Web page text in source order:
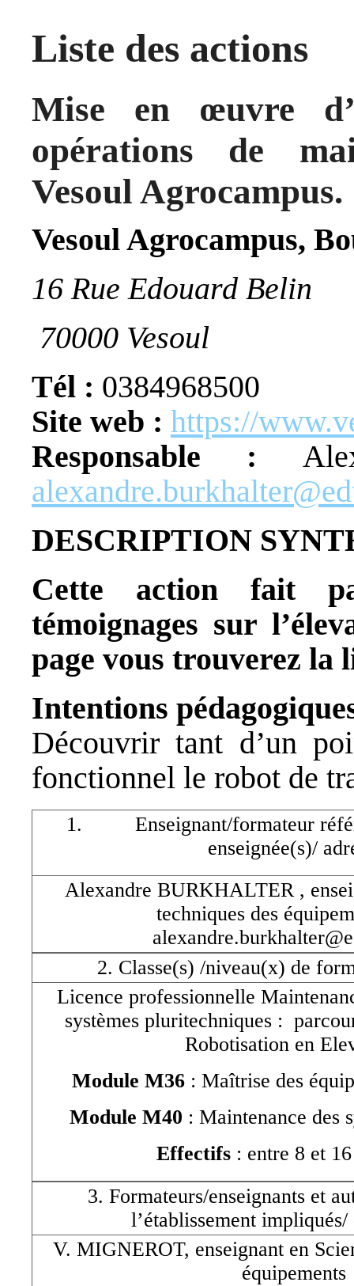
Liste des actions
Mise en œuvre
opérations de
Vesoul Agrocampus.
Vesoul Agrocampus,
16 Rue Edouard Belin
70000 Vesoul
Tél : 0384968500
Site web : https://
Responsable :
DESCRIPTION
Cette action fait
témoignages sur
page vous trouverez la
Intentions
Découvrir tant d’un
fonctionnel le robot de
Enseignant/formateur
enseignée(s)/
Alexandre BURKHALTER ,
techniques des
2. Classe(s) /niveau(x) de
Licence professionnelle
systèmes pluritechniques :
Robotisation en
Module M36 : Maîtrise des
Module M40 : Maintenance des
Effectifs : entre 8 et
3. Formateurs/enseignants et
l’établissement
V. MIGNEROT, enseignant en
équipements